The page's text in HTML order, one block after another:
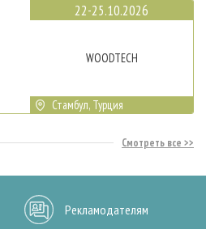
22-25.10.2026
WOODTECH
Стамбул, Турция
Смотреть все
Рекламодателям